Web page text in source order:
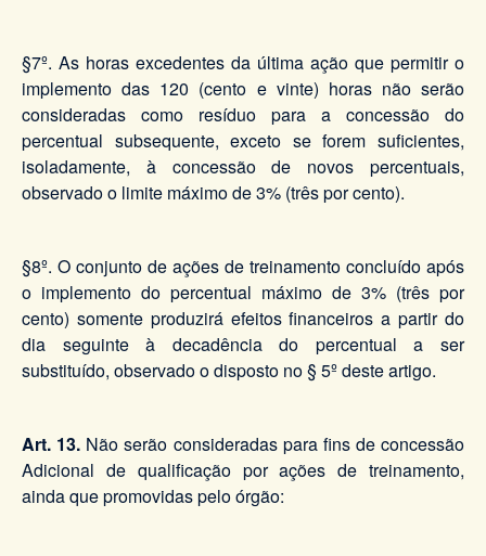
§7º. As horas excedentes da última ação que permitir o
implemento das 120 (cento e vinte) horas não serão
consideradas como resíduo para a concessão do
percentual subsequente, exceto se forem suficientes,
isoladamente, à concessão de novos percentuais,
observado o limite máximo de 3% (três por cento).
§8º. O conjunto de ações de treinamento concluído após
o implemento do percentual máximo de 3% (três por
cento) somente produzirá efeitos financeiros a partir do
dia seguinte à decadência do percentual a ser
substituído, observado o disposto no § 5º deste artigo.
Art. 13. Não serão consideradas para fins de concessão
Adicional de qualificação por ações de treinamento,
ainda que promovidas pelo órgão: